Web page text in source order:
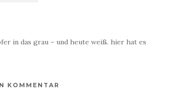
in das grau – und heute weiß. hier hat es
KOMMENTAR